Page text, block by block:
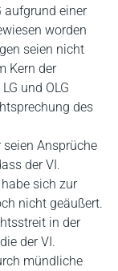
aufgrund einer
worden
seien nicht
Kern der
und OLG
des
Ansprüche
der VI.
sich zur
nicht geäußert.
in der
der VI.
mündliche